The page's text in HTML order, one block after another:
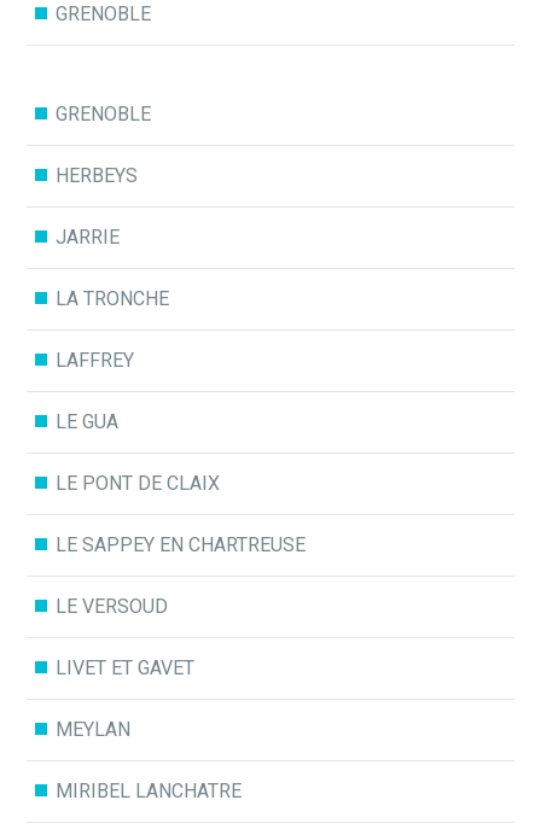
GRENOBLE
GRENOBLE
HERBEYS
JARRIE
LA TRONCHE
LAFFREY
LE GUA
LE PONT DE CLAIX
LE SAPPEY EN CHARTREUSE
LE VERSOUD
LIVET ET GAVET
MEYLAN
MIRIBEL LANCHATRE